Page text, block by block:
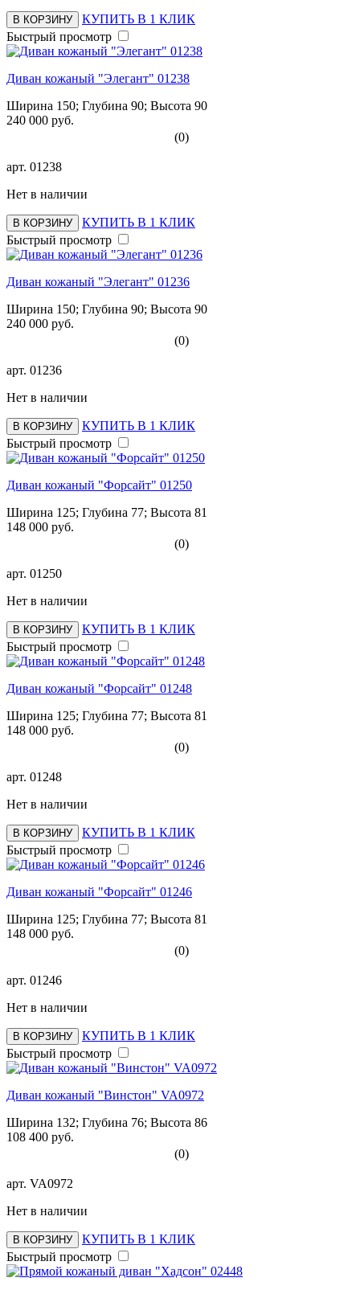
В КОРЗИНУ
КУПИТЬ В 1 КЛИК
Быстрый просмотр
Диван кожаный "Элегант" 01238
Ширина 150; Глубина 90; Высота 90
240 000 руб.
(0)
арт. 01238
Нет в наличии
В КОРЗИНУ
КУПИТЬ В 1 КЛИК
Быстрый просмотр
Диван кожаный "Элегант" 01236
Ширина 150; Глубина 90; Высота 90
240 000 руб.
(0)
арт. 01236
Нет в наличии
В КОРЗИНУ
КУПИТЬ В 1 КЛИК
Быстрый просмотр
Диван кожаный "Форсайт" 01250
Ширина 125; Глубина 77; Высота 81
148 000 руб.
(0)
арт. 01250
Нет в наличии
В КОРЗИНУ
КУПИТЬ В 1 КЛИК
Быстрый просмотр
Диван кожаный "Форсайт" 01248
Ширина 125; Глубина 77; Высота 81
148 000 руб.
(0)
арт. 01248
Нет в наличии
В КОРЗИНУ
КУПИТЬ В 1 КЛИК
Быстрый просмотр
Диван кожаный "Форсайт" 01246
Ширина 125; Глубина 77; Высота 81
148 000 руб.
(0)
арт. 01246
Нет в наличии
В КОРЗИНУ
КУПИТЬ В 1 КЛИК
Быстрый просмотр
Диван кожаный "Винстон" VA0972
Ширина 132; Глубина 76; Высота 86
108 400 руб.
(0)
арт. VA0972
Нет в наличии
В КОРЗИНУ
КУПИТЬ В 1 КЛИК
Быстрый просмотр